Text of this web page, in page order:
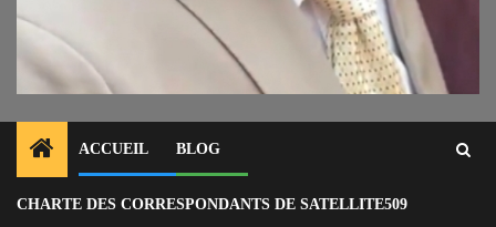
ACCUEIL BLOG
CHARTE DES CORRESPONDANTS DE SATELLITE509
Home
À la Une